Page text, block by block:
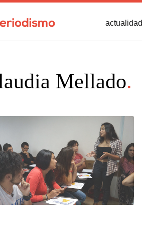
actualidad
Mellado.